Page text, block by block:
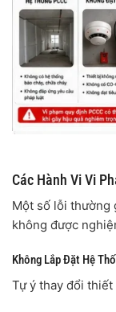
Các Hành Vi Vi
Một số lỗi thường
không được
Không Lắp Đặt Hệ
Tự ý thay đổi thiết